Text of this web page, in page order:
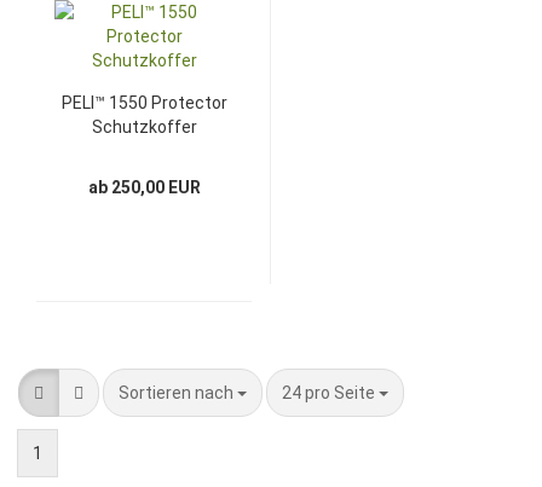
PELI™ 1550 Protector
Schutzkoffer
ab 250,00 EUR
Sortieren nach
Sortieren nach 24 pro Seite
pro Seite
1